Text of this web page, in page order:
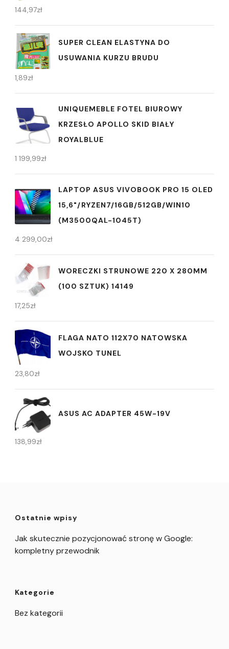
144,97zł
SUPER CLEAN ELASTYNA DO
USUWANIA KURZU BRUDU
1,89zł
UNIQUEMEBLE FOTEL BIUROWY
KRZESŁO APOLLO SKID BIAŁY
ROYALBLUE
1 199,99zł
LAPTOP ASUS VIVOBOOK PRO 15 OLED
15,6"/RYZEN7/16GB/512GB/WIN10
(M3500QAL-1045T)
4 299,00zł
WORECZKI STRUNOWE 220 X 280MM
(100 SZTUK) 14149
17,25zł
FLAGA NATO 112X70 NATOWSKA
WOJSKO TUNEL
23,80zł
ASUS AC ADAPTER 45W-19V
138,99zł
Ostatnie wpisy
Jak skutecznie pozycjonować stronę w Google:
kompletny przewodnik
Kategorie
Bez kategorii